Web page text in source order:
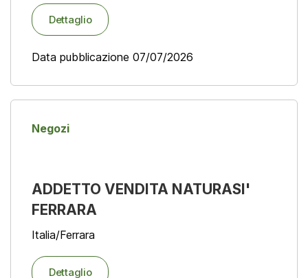
Dettaglio
Data pubblicazione 07/07/2026
Negozi
ADDETTO VENDITA NATURASI'
FERRARA
Italia/Ferrara
Dettaglio